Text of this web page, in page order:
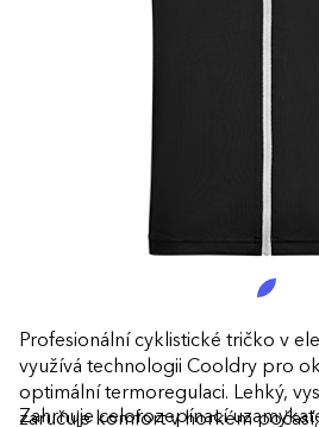
Profesionální cyklistické tričko v
využívá technologii Cooldry pro
optimální termoregulaci. Lehký,
zaručuje komfort v horkém
Zahrnuje celorozepínací